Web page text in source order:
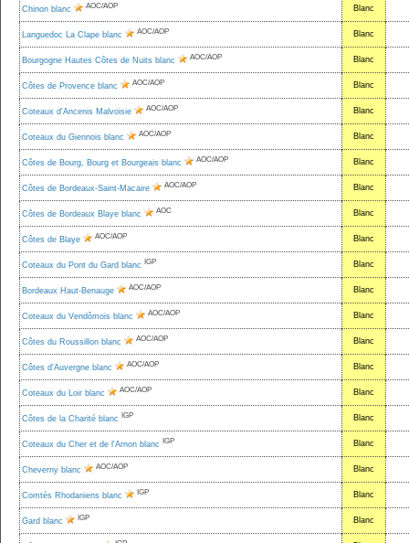
Chinon blanc AOC/AOP Blanc
Languedoc La Clape blanc AOC/AOP Blanc
Bourgogne Hautes Côtes de Nuits blanc AOC/AOP Blanc
Côtes de Provence blanc AOC/AOP Blanc
Coteaux d'Ancenis Malvoisie AOC/AOP Blanc
Coteaux du Giennois blanc AOC/AOP Blanc
Côtes de Bourg, Bourg et Bourgeais blanc AOC/AOP Blanc
Côtes de Bordeaux-Saint-Macaire AOC/AOP Blanc
Côtes de Bordeaux Blaye blanc AOC Blanc
Côtes de Blaye AOC/AOP Blanc
Coteaux du Pont du Gard blanc IGP Blanc
Bordeaux Haut-Benauge AOC/AOP Blanc
Coteaux du Vendômois blanc AOC/AOP Blanc
Côtes du Roussillon blanc AOC/AOP Blanc
Côtes d'Auvergne blanc AOC/AOP Blanc
Coteaux du Loir blanc AOC/AOP Blanc
Côtes de la Charité blanc IGP Blanc
Coteaux du Cher et de l'Arnon blanc IGP Blanc
Cheverny blanc AOC/AOP Blanc
Comtés Rhodaniens blanc IGP Blanc
Gard blanc IGP Blanc